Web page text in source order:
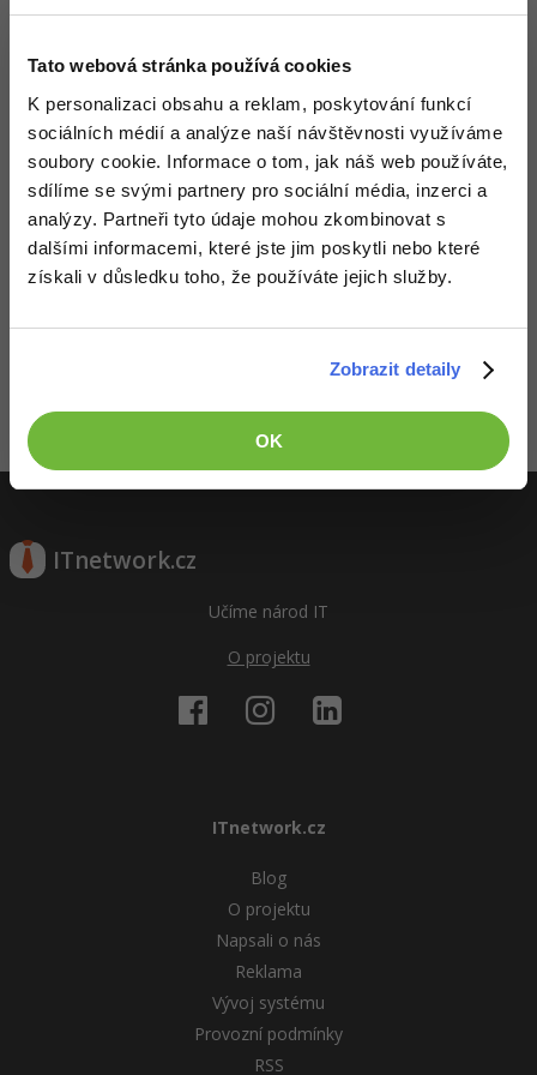
Tato webová stránka používá cookies
K personalizaci obsahu a reklam, poskytování funkcí
sociálních médií a analýze naší návštěvnosti využíváme
soubory cookie. Informace o tom, jak náš web používáte,
sdílíme se svými partnery pro sociální média, inzerci a
analýzy. Partneři tyto údaje mohou zkombinovat s
dalšími informacemi, které jste jim poskytli nebo které
získali v důsledku toho, že používáte jejich služby.
Zobrazit detaily
OK
WordPress specialista
SEO specialista
Umělá inteligence (AI) -10%
Pro děti
Více
Fórum
Time management
Windows
Linux
Sítě
Kybernetická bezpečnost
Elektronický podpis
Ostatní
Fórum
Příběhy absolventů
Blog
Kariéra
Děláme co je v našich silách, aby byly zdejší diskuze co
registrovaní členové. Pro zapojení do diskuze sepřihlas .
Zobrazeno 2 zpráv z 2.
ITnetwork.cz
Učíme národ IT
O projektu
ITnetwork.cz
Blog
O projektu
Napsali o nás
Reklama
Vývoj systému
Provozní podmínky
RSS